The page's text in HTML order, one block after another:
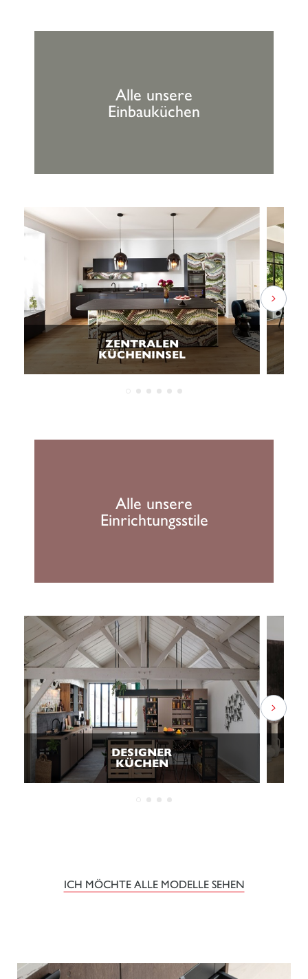
Alle unsere
Einbauküchen
ZENTRALEN
KÜCHENINSEL
Alle unsere
Einrichtungsstile
DESIGNER
KÜCHEN
ICH MÖCHTE ALLE MODELLE SEHEN